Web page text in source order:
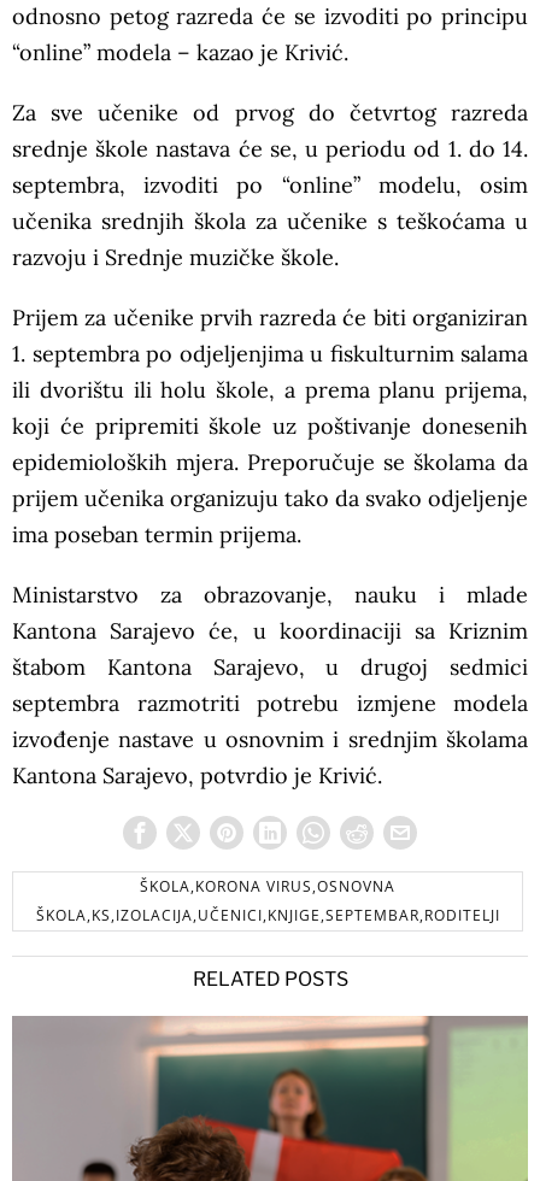
odnosno petog razreda će se izvoditi po principu
“online” modela – kazao je Krivić.
Za sve učenike od prvog do četvrtog razreda
srednje škole nastava će se, u periodu od 1. do 14.
septembra, izvoditi po “online” modelu, osim
učenika srednjih škola za učenike s teškoćama u
razvoju i Srednje muzičke škole.
Prijem za učenike prvih razreda će biti organiziran
1. septembra po odjeljenjima u fiskulturnim salama
ili dvorištu ili holu škole, a prema planu prijema,
koji će pripremiti škole uz poštivanje donesenih
epidemioloških mjera. Preporučuje se školama da
prijem učenika organizuju tako da svako odjeljenje
ima poseban termin prijema.
Ministarstvo za obrazovanje, nauku i mlade
Kantona Sarajevo će, u koordinaciji sa Kriznim
štabom Kantona Sarajevo, u drugoj sedmici
septembra razmotriti potrebu izmjene modela
izvođenje nastave u osnovnim i srednjim školama
Kantona Sarajevo, potvrdio je Krivić.
ŠKOLA,KORONA VIRUS,OSNOVNA
ŠKOLA,KS,IZOLACIJA,UČENICI,KNJIGE,SEPTEMBAR,RODITELJI
RELATED POSTS